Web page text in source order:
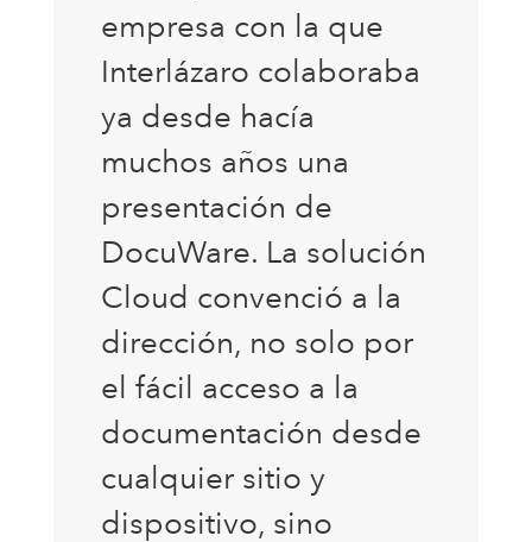
empresa con la que
Interlázaro colaboraba
ya desde hacía
muchos años una
presentación de
DocuWare. La solución
Cloud convenció a la
dirección, no solo por
el fácil acceso a la
documentación desde
cualquier sitio y
dispositivo, sino